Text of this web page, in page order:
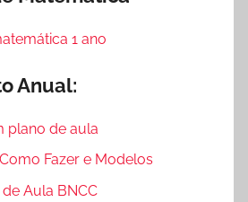
1 ano
Anual:
plano de aula
Fazer e Modelos
Aula BNCC